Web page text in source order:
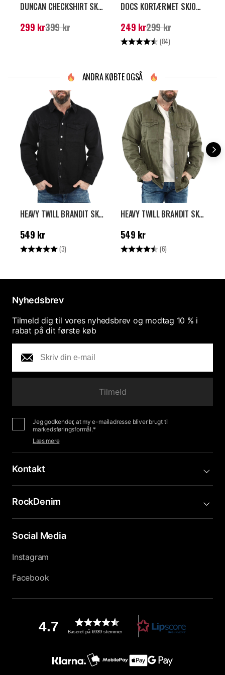
DUNCAN CHECKSHIRT SKJORTE - RØD/BRUN
Nuværende pris:
299 kr399 kr
DOCS KORTÆRMET SKJORTE - GRØN
Nuværende pris:
kr Tidligere pris:
249 kr299 kr
Vurdering: (84)
ANDRA KØBTE OGSÅ
HEAVY TWILL BRANDIT SKJORTE - SORT
Pris: 549 kr
549 kr
Vurdering: (3) 5.0 ud af 5 stjerner
HEAVY TWILL BRANDIT SKJORTE - GRØN
Pris: 549 kr
549 kr
Vurdering: (6)
Nyhedsbrev
Tilmeld dig til vores nyhedsbrev og modtag 10 % i
rabat på dit første køb
Tilmeld
Jeg godkender, at my e-mailadresse bliver brugt til
markedsføringsformål.*
Læs mere
Kontakt
RockDenim
Social Media
Instagram
Facebook
4.7 Baseret på 6939 stemmer